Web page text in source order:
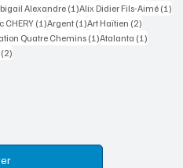
post Alexandre(1)1 post
Alix Didier Fils-Aimé (1)
CHERY (1)1 post
Argent (1)1 post
Art Haïtien (2)
Quatre Chemins (1)1 post
Atalanta (1)
(2)